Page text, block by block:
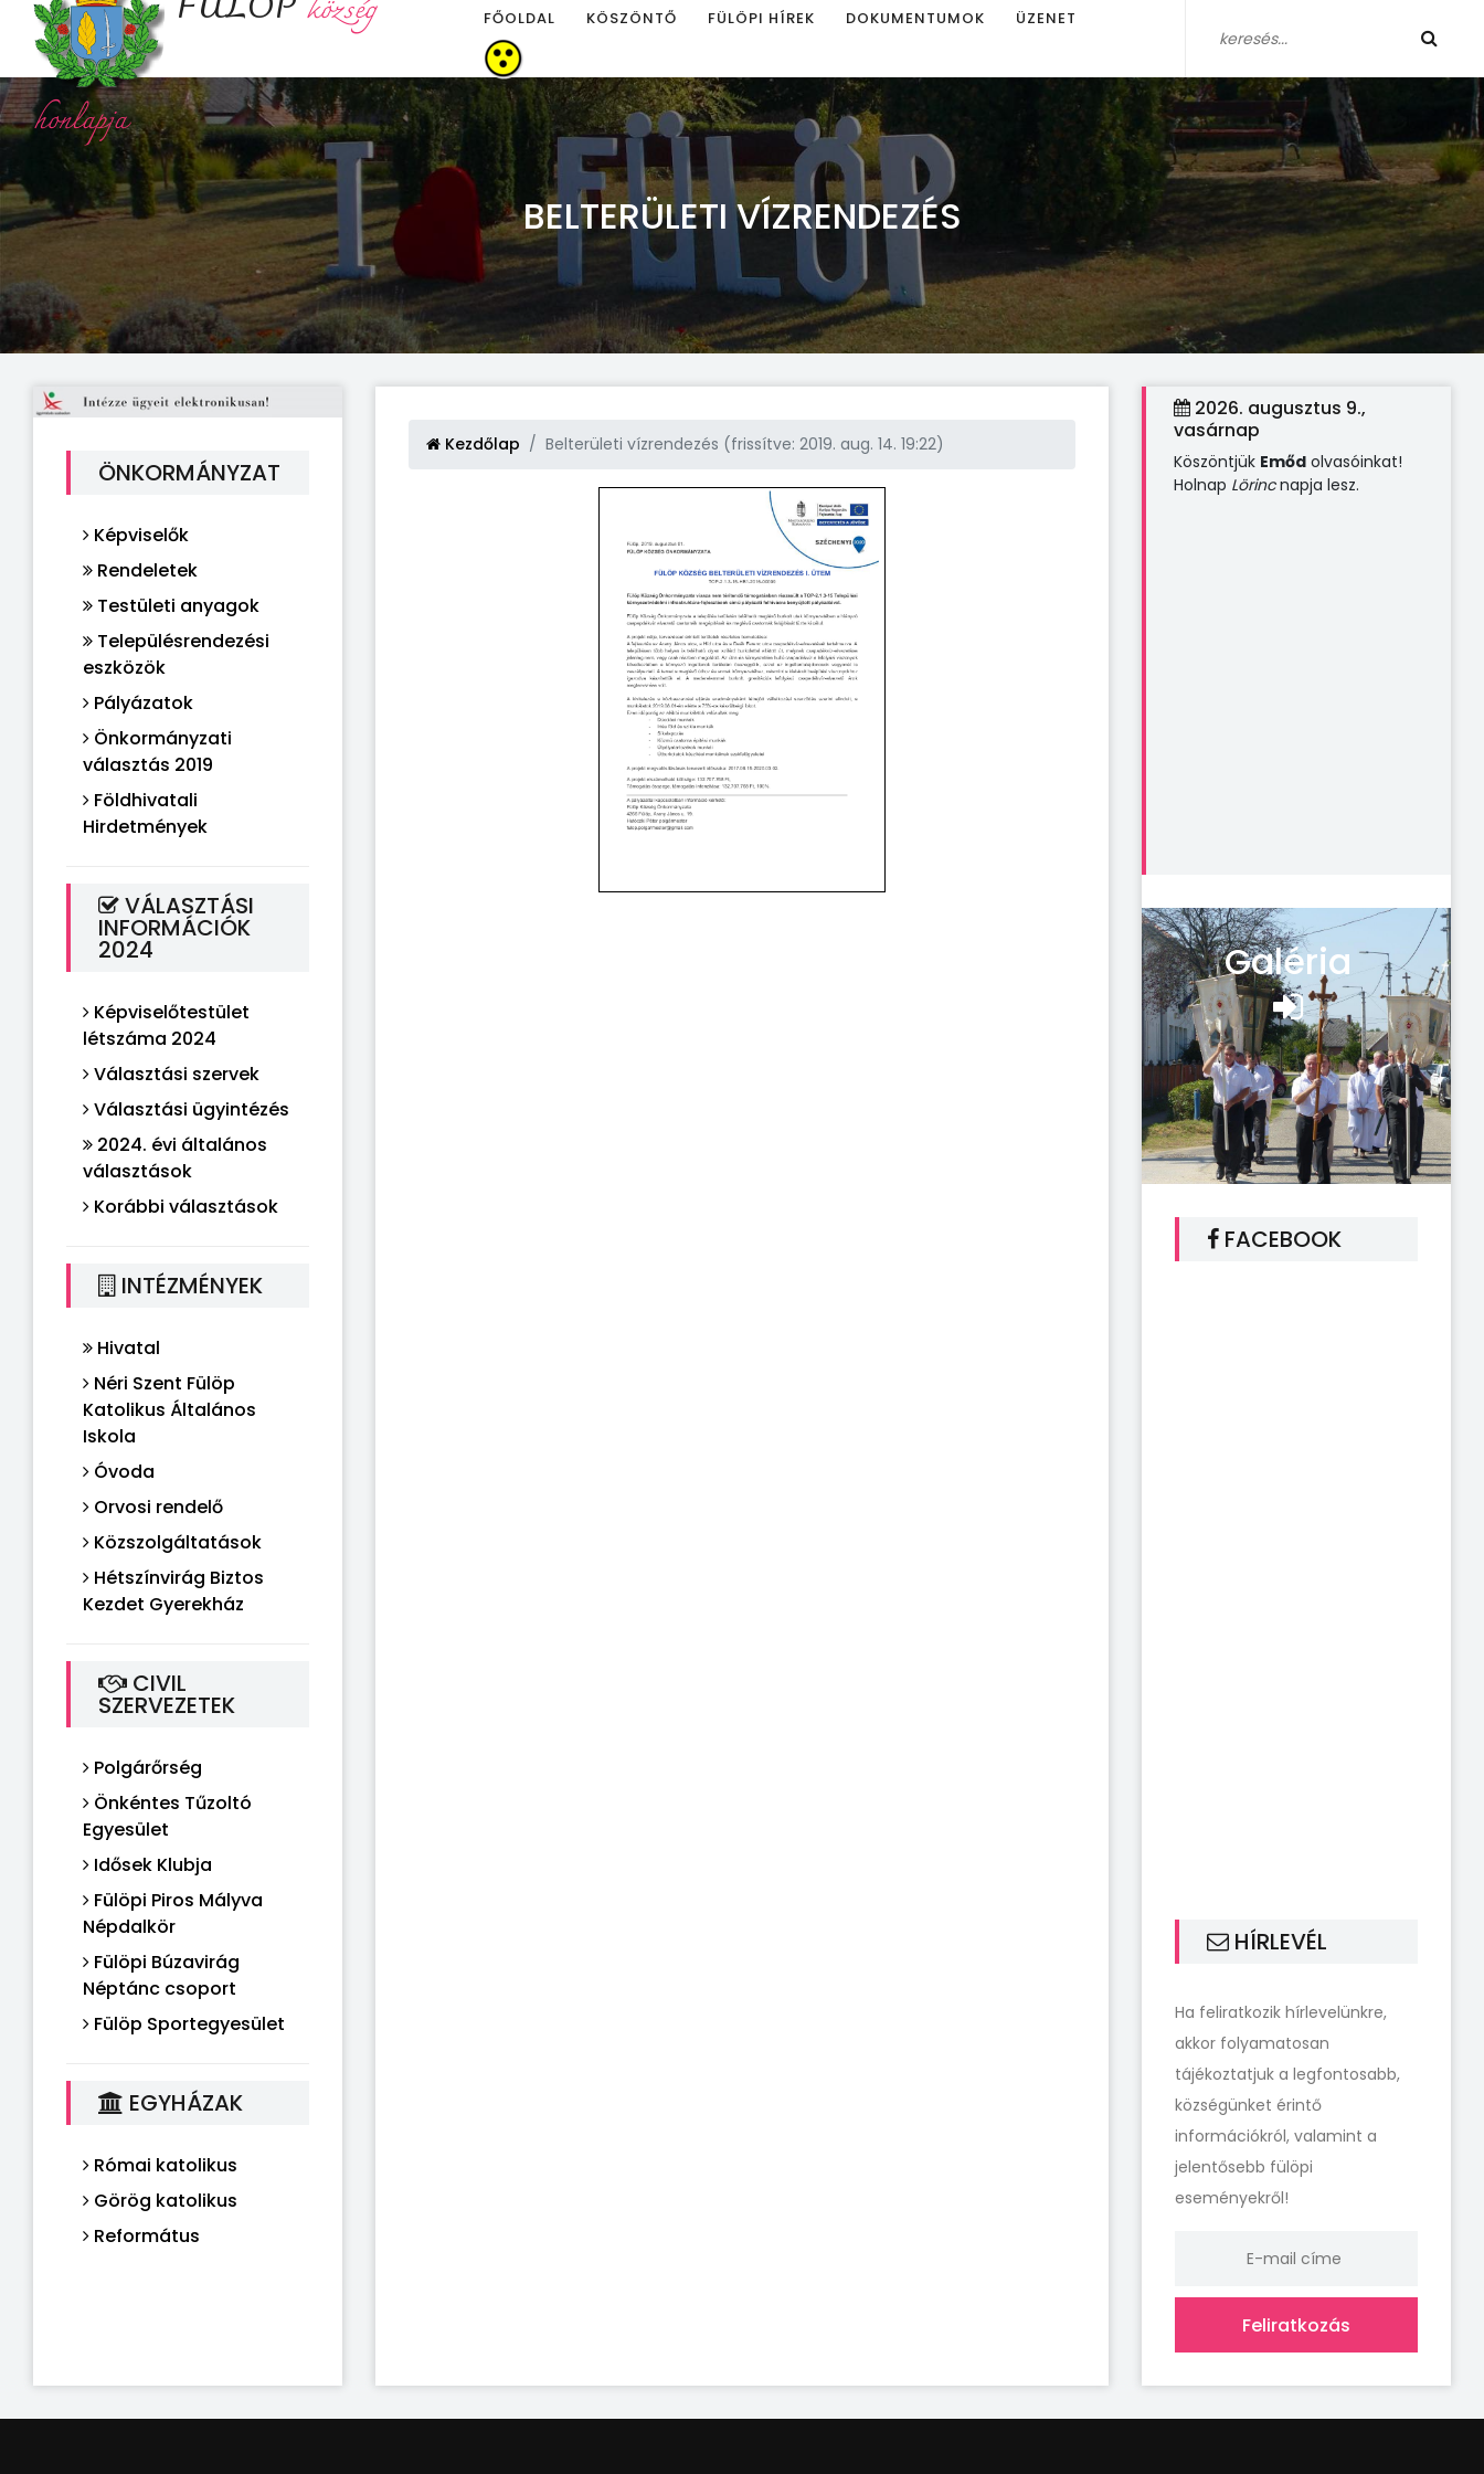
község
honlapja
FŐOLDAL KÖSZÖNTŐ FÜLÖPI HÍREK DOKUMENTUMOK ÜZENET
BELTERÜLETI VÍZRENDEZÉS
ÖNKORMÁNYZAT
Képviselők
Rendeletek
Testületi anyagok
Településrendezési
eszközök
Pályázatok
Önkormányzati
választás 2019
Földhivatali
Hirdetmények
VÁLASZTÁSI
INFORMÁCIÓK
2024
Képviselőtestület
létszáma 2024
Választási szervek
Választási ügyintézés
2024. évi általános
választások
Korábbi választások
INTÉZMÉNYEK
Hivatal
Néri Szent Fülöp
Katolikus Általános
Iskola
Óvoda
Orvosi rendelő
Közszolgáltatások
Hétszínvirág Biztos
Kezdet Gyerekház
CIVIL
SZERVEZETEK
Polgárőrség
Önkéntes Tűzoltó
Egyesület
Idősek Klubja
Fülöpi Piros Mályva
Népdalkör
Fülöpi Búzavirág
Néptánc csoport
Fülöp Sportegyesület
EGYHÁZAK
Római katolikus
Görög katolikus
Református
Kezdőlap Belterületi vízrendezés (frissítve: 2019. aug. 14. 19:22)
2026. augusztus 9.,
vasárnap
Köszöntjük Emőd olvasóinkat!
Holnap Lörincnapja lesz.
Galéria
FACEBOOK
HÍRLEVÉL
Ha feliratkozik hírlevelünkre,
akkor folyamatosan
tájékoztatjuk a legfontosabb,
községünket érintő
információkról, valamint a
jelentősebb fülöpi
eseményekről!
Feliratkozás